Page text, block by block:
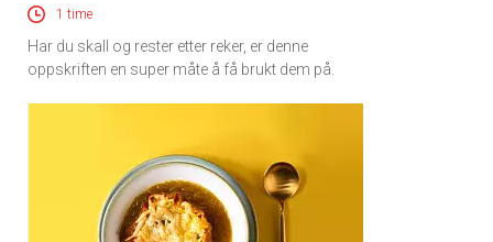
1 time
Har du skall og rester etter reker, er denne
oppskriften en super måte å få brukt dem på.